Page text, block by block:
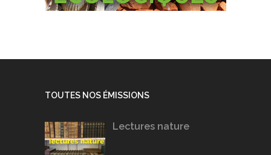
TOUTES NOS ÉMISSIONS
Lectures nature